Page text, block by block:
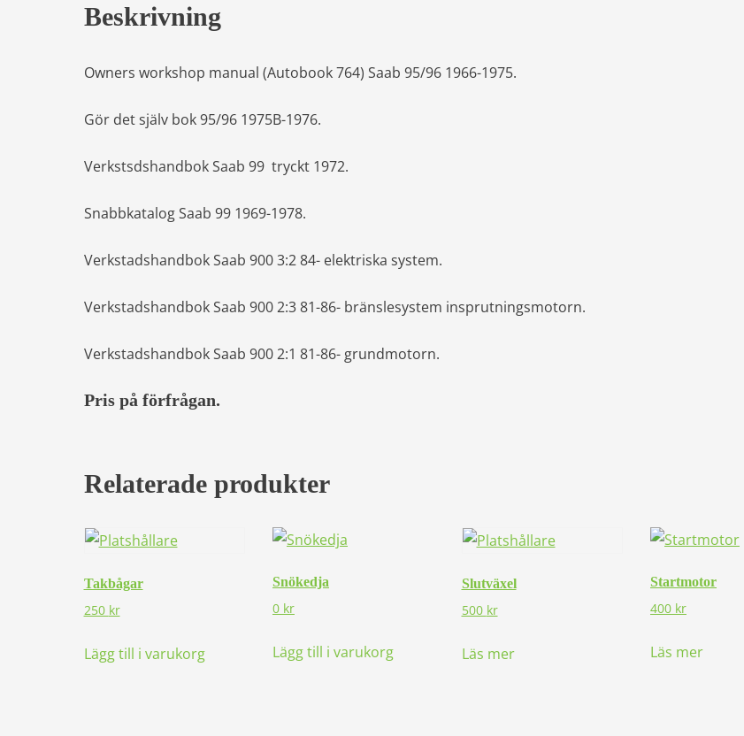
Beskrivning
Owners workshop manual (Autobook 764) Saab 95/96 1966-1975.
Gör det själv bok 95/96 1975B-1976.
Verkstsdshandbok Saab 99 tryckt 1972.
Snabbkatalog Saab 99 1969-1978.
Verkstadshandbok Saab 900 3:2 84- elektriska system.
Verkstadshandbok Saab 900 2:3 81-86- bränslesystem insprutningsmotorn.
Verkstadshandbok Saab 900 2:1 81-86- grundmotorn.
Pris på förfrågan.
Relaterade produkter
Takbågar
250 kr
Lägg till i varukorg
Snökedja
0 kr
Lägg till i varukorg
Slutväxel
500 kr
Läs mer
Startmotor
400 kr
Läs mer